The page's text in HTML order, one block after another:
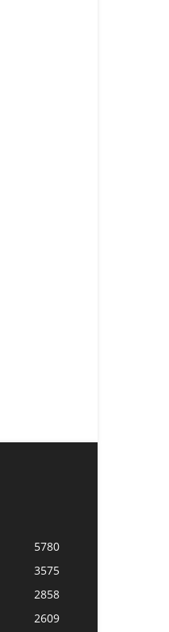
5780
3575
2858
2609